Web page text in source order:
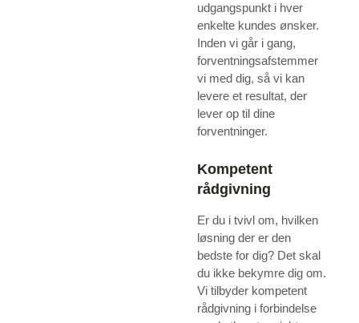
udgangspunkt i hver
enkelte kundes ønsker.
Inden vi går i gang,
forventningsafstemmer
vi med dig, så vi kan
levere et resultat, der
lever op til dine
forventninger.
Kompetent
rådgivning
Er du i tvivl om, hvilken
løsning der er den
bedste for dig? Det skal
du ikke bekymre dig om.
Vi tilbyder kompetent
rådgivning i forbindelse